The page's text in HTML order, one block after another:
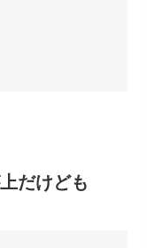
だけども